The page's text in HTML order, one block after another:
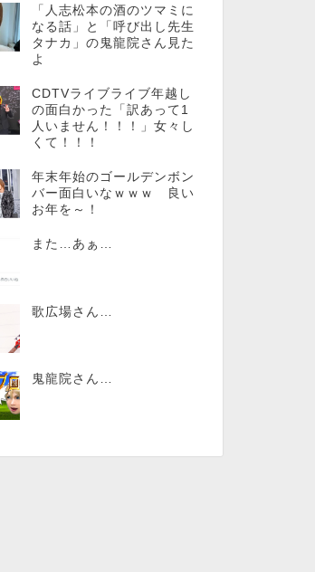
「人志松本の酒のツマミに
なる話」と「呼び出し先生
タナカ」の鬼龍院さん見た
よ
CDTVライブライブ年越し
の面白かった「訳あって1
人いません！！！」女々し
くて！！！
年末年始のゴールデンボン
バー面白いなｗｗｗ 良い
お年を～！
また…あぁ…
歌広場さん…
鬼龍院さん…